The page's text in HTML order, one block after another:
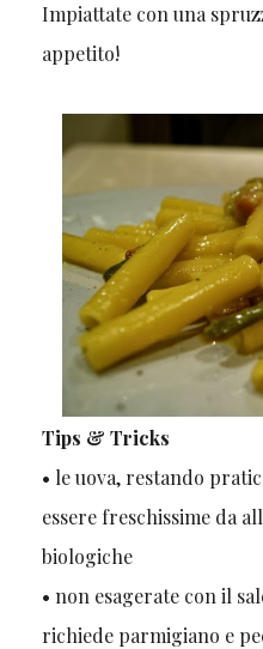
Impiattate con una
appetito!
Tips & Tricks
• le uova, restando
essere freschissime da
biologiche
• non esagerate con il
richiede parmigiano e